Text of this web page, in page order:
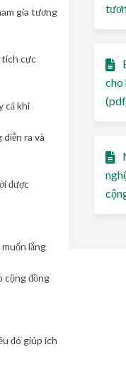
gia tương
tích cực
cả khi
diễn ra và
được
lắng
cộng đồng
đó giúp ích
cho